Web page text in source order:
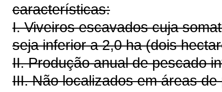
características:
I. Viveiros escavados cuja
seja inferior a 2,0 ha (dois
II. Produção anual de pescado
III. Não localizados em áreas